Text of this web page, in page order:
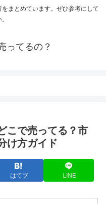
まとめています。ぜひ参考にして
ってるの？
こで売ってる？市
け方ガイド
はてブ LINE